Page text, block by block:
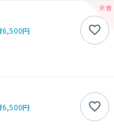
6,500円
6,500円